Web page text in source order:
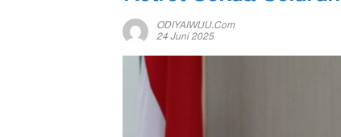
ODIYAIWUU.com
24 Juni 2025